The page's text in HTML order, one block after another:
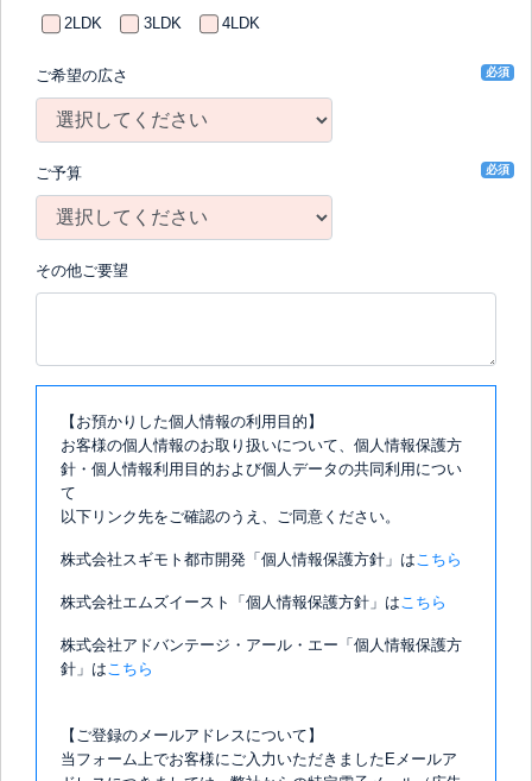
2LDK 3LDK 4LDK
ご希望の広さ 必須
ご予算 必須
その他ご要望
【お預かりした個人情報の利用目的】
お客様の個人情報のお取り扱いについて、個人情報保護方
針・個人情報利用目的および個人データの共同利用につい
て
以下リンク先をご確認のうえ、ご同意ください。
株式会社スギモト都市開発「個人情報保護方針」はこちら
株式会社エムズイースト「個人情報保護方針」はこちら
株式会社アドバンテージ・アール・エー「個人情報保護方
針」はこちら
【ご登録のメールアドレスについて】
当フォーム上でお客様にご入力いただきましたEメールア